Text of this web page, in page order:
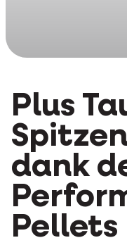
Plus
dank
Pellets